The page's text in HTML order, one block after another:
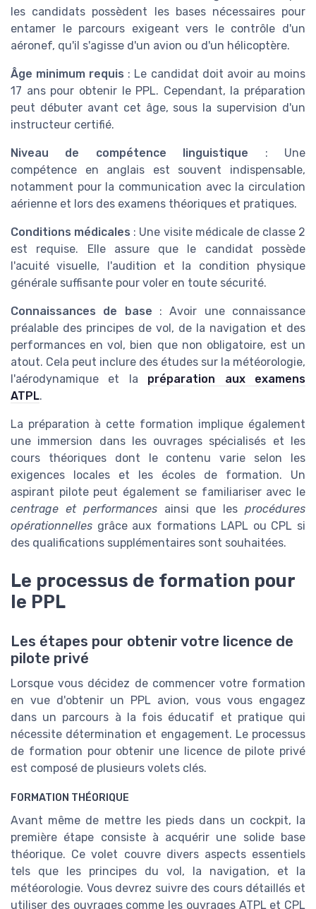
les candidats possèdent les bases nécessaires pour
entamer le parcours exigeant vers le contrôle d'un
aéronef, qu'il s'agisse d'un avion ou d'un hélicoptère.
Âge minimum requis : Le candidat doit avoir au moins
17 ans pour obtenir le PPL. Cependant, la préparation
peut débuter avant cet âge, sous la supervision d'un
instructeur certifié.
Niveau de compétence linguistique : Une
compétence en anglais est souvent indispensable,
notamment pour la communication avec la circulation
aérienne et lors des examens théoriques et pratiques.
Conditions médicales : Une visite médicale de classe 2
est requise. Elle assure que le candidat possède
l'acuité visuelle, l'audition et la condition physique
générale suffisante pour voler en toute sécurité.
Connaissances de base : Avoir une connaissance
préalable des principes de vol, de la navigation et des
performances en vol, bien que non obligatoire, est un
atout. Cela peut inclure des études sur la météorologie,
l'aérodynamique et la préparation aux examens
ATPL.
La préparation à cette formation implique également
une immersion dans les ouvrages spécialisés et les
cours théoriques dont le contenu varie selon les
exigences locales et les écoles de formation. Un
aspirant pilote peut également se familiariser avec le
centrage et performancesainsi que lesprocédures
opérationnelles grâce aux formations LAPL ou CPL si
des qualifications supplémentaires sont souhaitées.
Le processus de formation pour
le PPL
Les étapes pour obtenir votre licence de
pilote privé
Lorsque vous décidez de commencer votre formation
en vue d'obtenir un PPL avion, vous vous engagez
dans un parcours à la fois éducatif et pratique qui
nécessite détermination et engagement. Le processus
de formation pour obtenir une licence de pilote privé
est composé de plusieurs volets clés.
FORMATION THÉORIQUE
Avant même de mettre les pieds dans un cockpit, la
première étape consiste à acquérir une solide base
théorique. Ce volet couvre divers aspects essentiels
tels que les principes du vol, la navigation, et la
météorologie. Vous devrez suivre des cours détaillés et
utiliser des ouvrages comme les ouvrages ATPL et CPL